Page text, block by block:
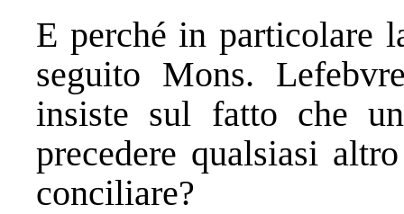
E perché in particolare
seguito Mons.
insiste sul fatto che
precedere qualsiasi
conciliare?